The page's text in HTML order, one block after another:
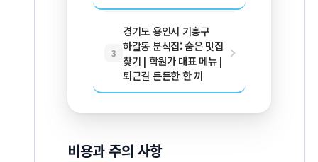
3
경기도 용인시 기흥구
하갈동 분식집: 숨은 맛집
찾기 | 학원가 대표 메뉴 |
퇴근길 든든한 한 끼
비용과 주의 사항